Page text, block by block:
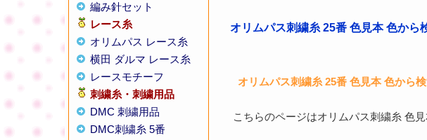
編み針セット
レース糸
オリムパス レース糸
横田 ダルマ レース糸
レースモチーフ
刺繍糸・刺繍用品
DMC 刺繍用品
DMC刺繍糸 5番
オリムパス刺繍糸 25番 色見本 色から
オリムパス刺繍糸 25番 色見本 色から
こちらのページはオリムパス刺繍糸 色